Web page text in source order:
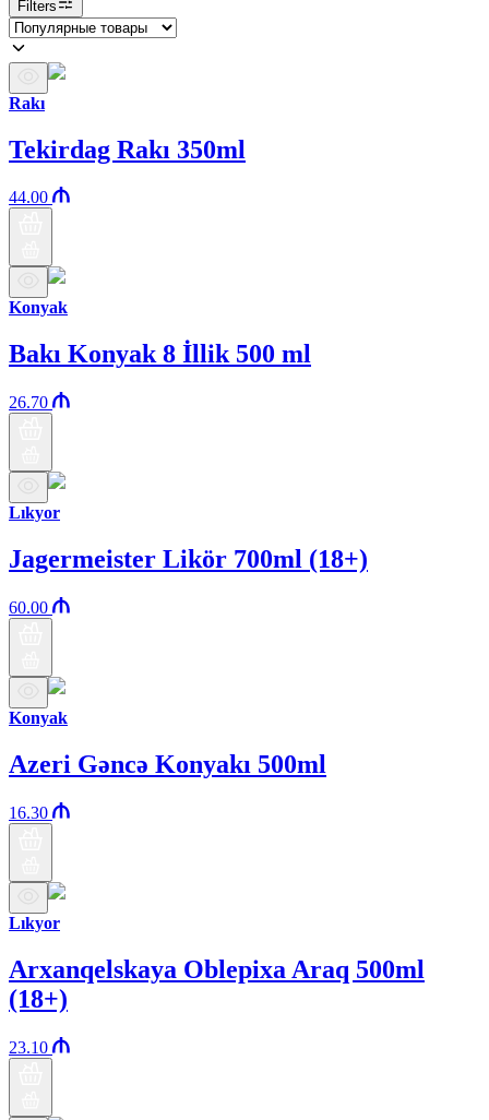
Filters
Rakı
Tekirdag Rakı 350ml
44.00
Konyak
Bakı Konyak 8 İllik 500 ml
26.70
Lıkyor
Jagermeister Likör 700ml (18+)
60.00
Konyak
Azeri Gəncə Konyakı 500ml
16.30
Lıkyor
Arxanqelskaya Oblepixa Araq 500ml
(18+)
23.10